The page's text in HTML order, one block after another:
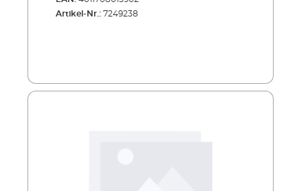
Artikel-Nr.: 7249238